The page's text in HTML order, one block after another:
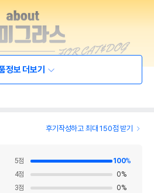
정보 더보기
후기작성하고 최대 150점 받기
5점 100%
4점 0%
3점 0%